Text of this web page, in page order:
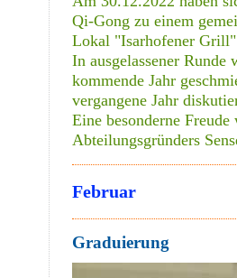
Qi-Gong zu einem
Lokal "Isarhofener
In ausgelassener
kommende Jahr
vergangene Jahr
Eine besonderne Freude
Abteilungsgründers
Februar
Graduierung